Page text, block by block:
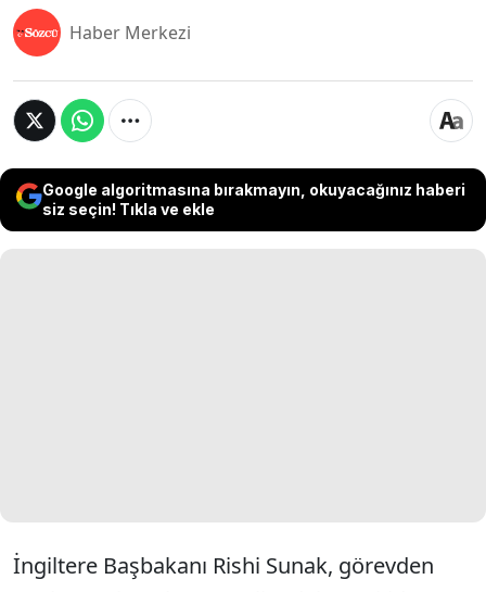
Haber Merkezi
Google algoritmasına bırakmayın, okuyacağınız haberi
siz seçin! Tıkla ve ekle
İngiltere Başbakanı Rishi Sunak, görevden